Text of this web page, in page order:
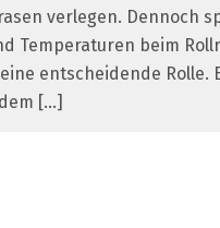
verlegen. Dennoch
Temperaturen beim
entscheidende Rolle.
[...]